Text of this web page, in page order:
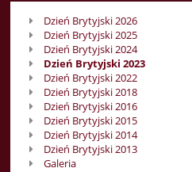
Dzień
Brytyjski
Dzień Brytyjski 2026
Dzień Brytyjski 2025
Dzień Brytyjski 2024
Dzień Brytyjski 2023
Dzień Brytyjski 2022
Dzień Brytyjski 2018
Dzień Brytyjski 2016
Dzień Brytyjski 2015
Dzień Brytyjski 2014
Dzień Brytyjski 2013
Galeria